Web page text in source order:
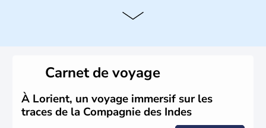
Histoire et administration
siècle, l'Inde reste sous la domination de l'empire
britannique jusqu'à l'obtention de son indépendance en
1947. Le Taj Mahal, mausolée construit par un empereur
en l'honneur de son épouse, a été édifié dans les années
1640 et est aujourd'hui considéré comme l'une des 7
Carnet de voyage
À Lorient, un voyage immersif sur les
traces de la Compagnie des Indes